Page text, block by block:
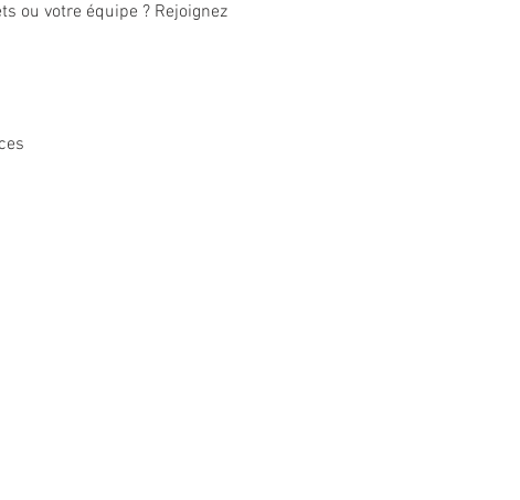
ou votre équipe ? Rejoignez